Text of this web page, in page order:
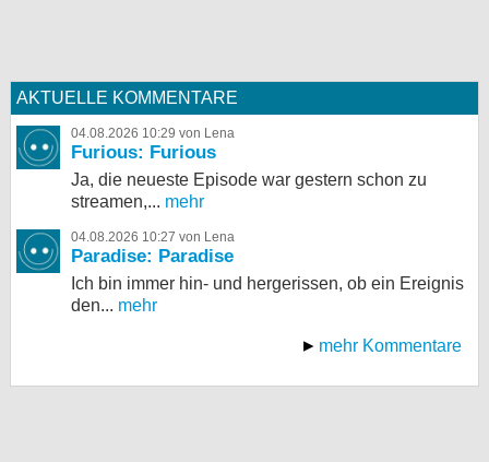
AKTUELLE KOMMENTARE
04.08.2026 10:29 von Lena
Furious: Furious
Ja, die neueste Episode war gestern schon zu
streamen,... mehr
04.08.2026 10:27 von Lena
Paradise: Paradise
Ich bin immer hin- und hergerissen, ob ein Ereignis
den... mehr
mehr Kommentare